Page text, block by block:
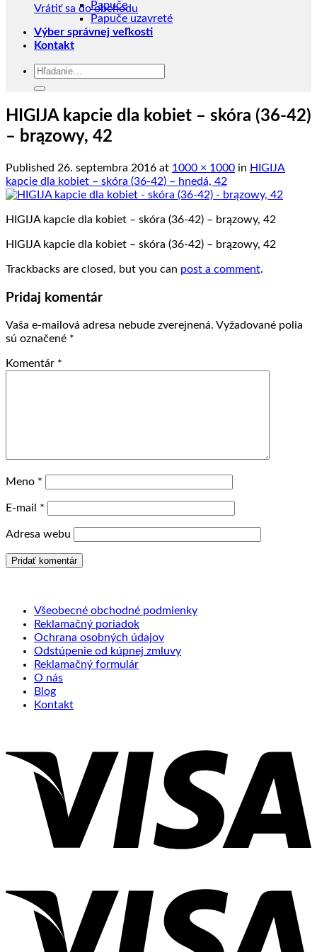
Vrátiť sa do obchodu
Papuče
Papuče uzavreté
Výber správnej veľkosti
Kontakt
Hľadať:
HIGIJA kapcie dla kobiet – skóra (36-42)
– brązowy, 42
Published 26. septembra 2016 at 1000 × 1000 in HIGIJA
kapcie dla kobiet – skóra (36-42) – hnedá, 42
HIGIJA kapcie dla kobiet – skóra (36-42) – brązowy, 42
HIGIJA kapcie dla kobiet – skóra (36-42) – brązowy, 42
Trackbacks are closed, but you can post a comment.
Pridaj komentár
Vaša e-mailová adresa nebude zverejnená. Vyžadované polia
sú označené *
Komentár *
Meno *
E-mail *
Adresa webu
Všeobecné obchodné podmienky
Reklamačný poriadok
Ochrana osobných údajov
Odstúpenie od kúpnej zmluvy
Reklamačný formulár
O nás
Blog
Kontakt